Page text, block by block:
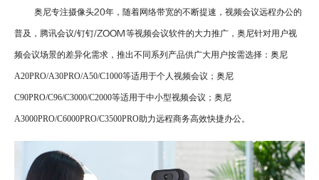
奥尼专注摄像头20年，随着网络带宽的不断提速，视频会议远程办公的
普及，腾讯会议/钉钉/ZOOM等视频会议软件的大力推广，奥尼针对用户视
频会议场景的差异化需求，推出不同系列产品供广大用户按需选择： 奥尼
A20PRO/A30PRO/A50/C1000等适用于个人视频会议；奥尼
C90PRO/C96/C3000/C2000等适用于中小型视频会议；奥尼
A3000PRO/C6000PRO/C3500PRO助力远程商务高效快捷办公。